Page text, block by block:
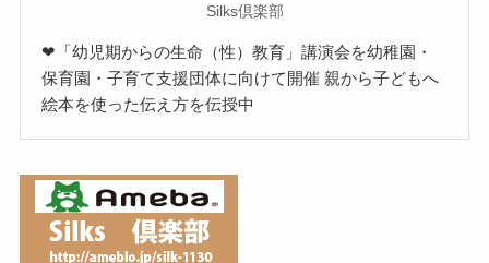
Silks倶楽部
❤「幼児期からの生命（性）教育」講演会を幼稚園・
保育園・子育て支援団体に向けて開催 親から子どもへ
絵本を使った伝え方を伝授中